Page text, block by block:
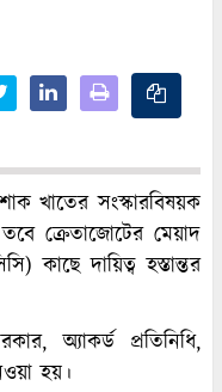
খাতের সংস্কারবিষয়ক
ক্রেতাজোটের মেয়াদ
কাছে দায়িত্ব হস্তান্তর
অ্যাকর্ড প্রতিনিধি,
হয়।